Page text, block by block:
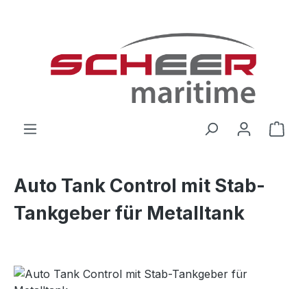
Auto Tank Control mit Stab-
Tankgeber für Metalltank
Bildergalerie überspringen